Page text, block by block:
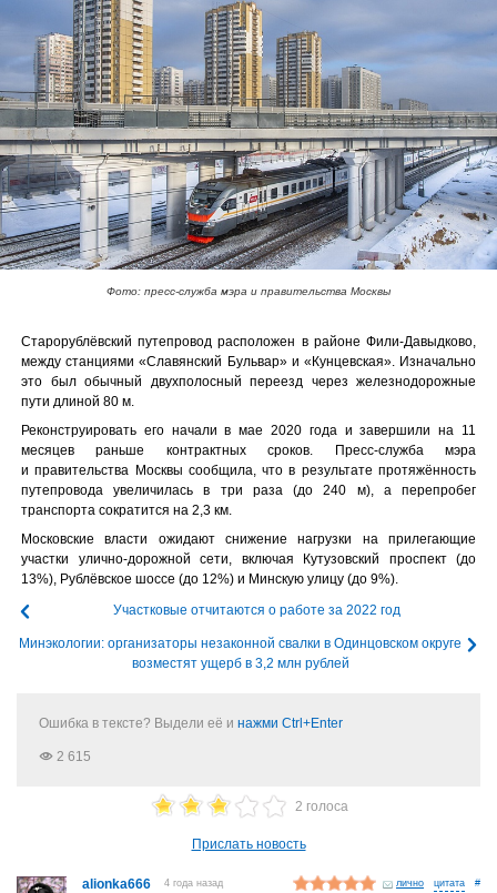
Фото: пресс-служба мэра и правительства Москвы
Старорублёвский путепровод расположен в районе Фили-Давыдково,
между станциями «Славянский Бульвар» и «Кунцевская». Изначально
это был обычный двухполосный переезд через железнодорожные
пути длиной 80 м.
Реконструировать его начали в мае 2020 года и завершили на 11
месяцев раньше контрактных сроков. Пресс-служба мэра
и правительства Москвы сообщила, что в результате протяжённость
путепровода увеличилась в три раза (до 240 м), а перепробег
транспорта сократится на 2,3 км.
Московские власти ожидают снижение нагрузки на прилегающие
участки улично-дорожной сети, включая Кутузовский проспект (до
13%), Рублёвское шоссе (до 12%) и Минскую улицу (до 9%).
Участковые отчитаются о работе за 2022 год
Минэкологии: организаторы незаконной свалки в Одинцовском округе
возместят ущерб в 3,2 млн рублей
Ошибка в тексте? Выдели её и нажми Ctrl+Enter
2 615
2 голоса
Прислать новость
alionka666 4 года назад лично #